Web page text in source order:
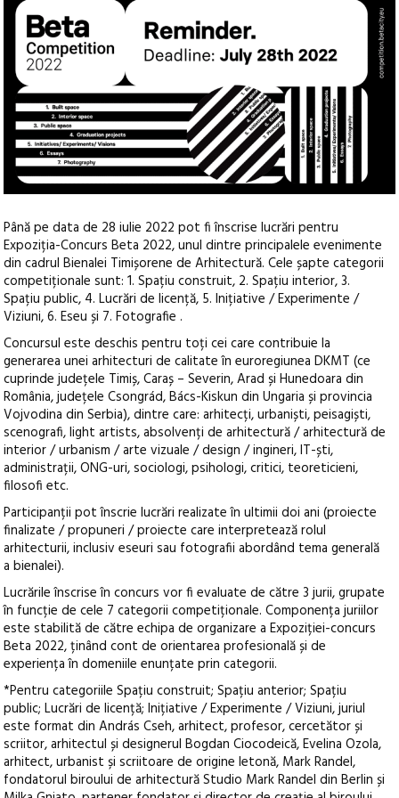
Până pe data de 28 iulie 2022 pot fi înscrise lucrări pentru
Expoziția-Concurs Beta 2022, unul dintre principalele evenimente
din cadrul Bienalei Timișorene de Arhitectură.Cele șapte categorii
competiționale sunt: 1. Spațiu construit, 2. Spațiu interior, 3.
Spațiu public, 4. Lucrări de licență, 5. Inițiative / Experimente /
Viziuni, 6. Eseu și 7. Fotografie .
Concursul este deschis pentru toți cei care contribuie la
generarea unei arhitecturi de calitate în euroregiunea DKMT (ce
cuprinde județele Timiș, Caraș – Severin, Arad și Hunedoara din
România, județele Csongrád, Bács-Kiskun din Ungaria și provincia
Vojvodina din Serbia), dintre care: arhitecți, urbaniști, peisagiști,
scenografi, light artists, absolvenți de arhitectură / arhitectură de
interior / urbanism / arte vizuale / design / ingineri, IT-ști,
administrații, ONG-uri, sociologi, psihologi, critici, teoreticieni,
filosofi etc.
Participanții pot înscrie lucrări realizate în ultimii doi ani (proiecte
finalizate / propuneri / proiecte care interpretează rolul
arhitecturii, inclusiv eseuri sau fotografii abordând tema generală
a bienalei).
Lucrările înscrise în concurs vor fi evaluate de către 3 jurii, grupate
în funcție de cele 7 categorii competiționale. Componența juriilor
este stabilită de către echipa de organizare a Expoziției-concurs
Beta 2022, ținând cont de orientarea profesională și de
experiența în domeniile enunțate prin categorii.
*Pentru categoriile Spațiu construit; Spațiu anterior; Spațiu
public; Lucrări de licență; Inițiative / Experimente / Viziuni, juriul
este format din András Cseh, arhitect, profesor, cercetător și
scriitor, arhitectul și designerul Bogdan Ciocodeică, Evelina Ozola,
arhitect, urbanist și scriitoare de origine letonă, Mark Randel,
fondatorul biroului de arhitectură Studio Mark Randel din Berlin și